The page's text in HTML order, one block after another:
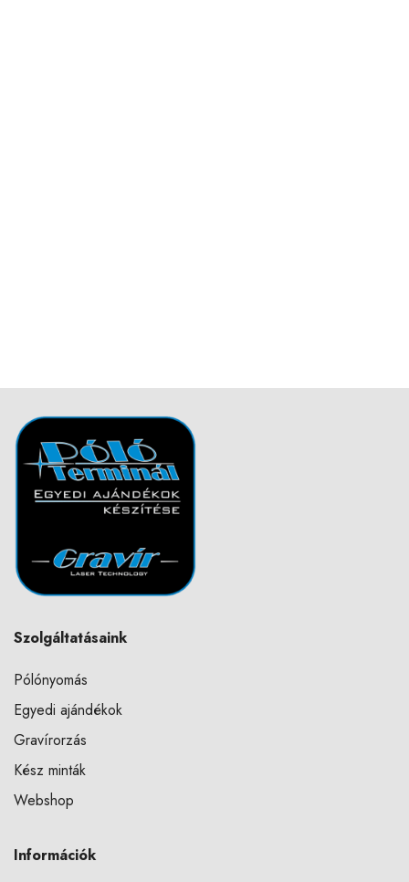
Szolgáltatásaink
Pólónyomás
Egyedi ajándékok
Gravírorzás
Kész minták
Webshop
Információk